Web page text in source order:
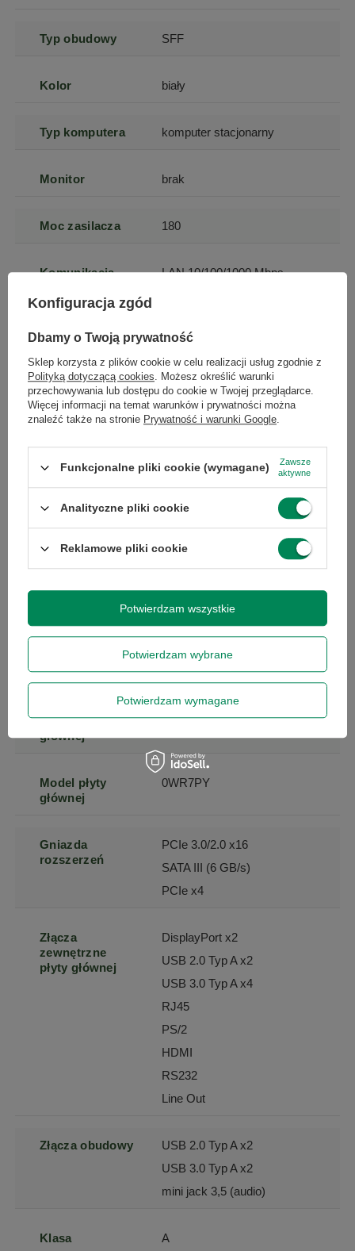
Typ obudowy SFF
Kolor biały
Typ komputera komputer stacjonarny
Monitor brak
Moc zasilacza 180
Komunikacja LAN 10/100/1000 Mbps
pojemność
Liczba
wszystkich
slotów RAM
4
Interfejs dysku
twardego
SATA III
graficznej
graficznej
HD Graphics 530
Producent płyty
głównej
Dell
Model płyty
głównej
0WR7PY
Gniazda
rozszerzeń
PCIe 3.0/2.0 x16
SATA III (6 GB/s)
PCIe x4
Złącza
zewnętrzne
płyty głównej
DisplayPort x2
USB 2.0 Typ A x2
USB 3.0 Typ A x4
RJ45
PS/2
HDMI
RS232
Line Out
Złącza obudowy
USB 2.0 Typ A x2
USB 3.0 Typ A x2
mini jack 3,5 (audio)
Klasa A
Konfiguracja zgód
Dbamy o Twoją prywatność
Sklep korzysta z plików cookie w celu realizacji usług zgodnie z
Polityką dotyczącą cookies. Możesz określić warunki
przechowywania lub dostępu do cookie w Twojej przeglądarce.
Więcej informacji na temat warunków i prywatności można
znaleźć także na stronie Prywatność i warunki Google.
Funkcjonalne pliki cookie (wymagane)
Zawsze
aktywne
Analityczne pliki cookie
Reklamowe pliki cookie
Potwierdzam wybrane
Potwierdzam wymagane
Potwierdzam wszystkie